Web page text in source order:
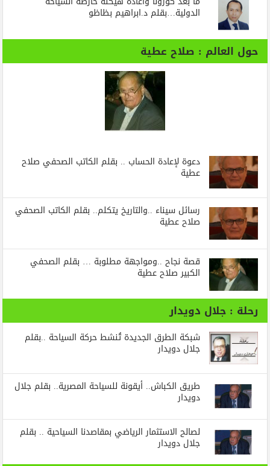
الدولية…بقلم د.ابراهيم بظاظو
حول العالم : صلاح عطية
دعوة لإعادة الحساب .. بقلم الكاتب الصحفي صلاح
عطية
رسائل‭ ‬سيناء‭.. ‬والتاريخ‭ ‬يتكلم.. بقلم الكاتب الصحفي
صلاح عطية
قصة نجاح ..ومواجهة مطلوبة … بقلم الصحفي
الكبير صلاح عطية
رحلة : جلال دويدار
شبكة الطرق الجديدة تُنشط حركة السياحة ..بقلم
جلال دويدار
طريق الكباش.. أيقونة للسياحة المصرية.. بقلم جلال
دويدار
لصالح الاستثمار الرياضي بمقاصدنا السياحية .. بقلم
جلال دويدار